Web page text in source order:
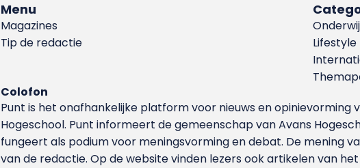
Menu
Magazines
Tip de redactie
Lifestyle
Colofon
Punt is het onafhankelijke platform voor nieuws en
Hoge­school. Punt informeert de gemeenschap van Avans
fungeert als podium voor meningsvorming en debat. De mening
van de redactie. Op de website vinden lezers ook artikelen van